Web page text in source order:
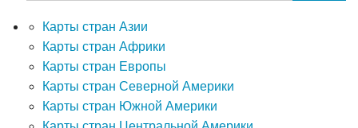
Карты стран Азии
Карты стран Африки
Карты стран Европы
Карты стран Северной Америки
Карты стран Южной Америки